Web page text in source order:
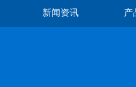
新闻资讯 产